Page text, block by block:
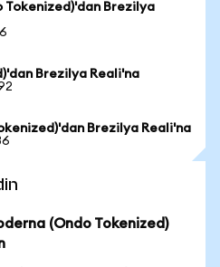
Tokenized)'dan Brezilya
Brezilya Reali'na
Brezilya Reali'na
(Ondo Tokenized)